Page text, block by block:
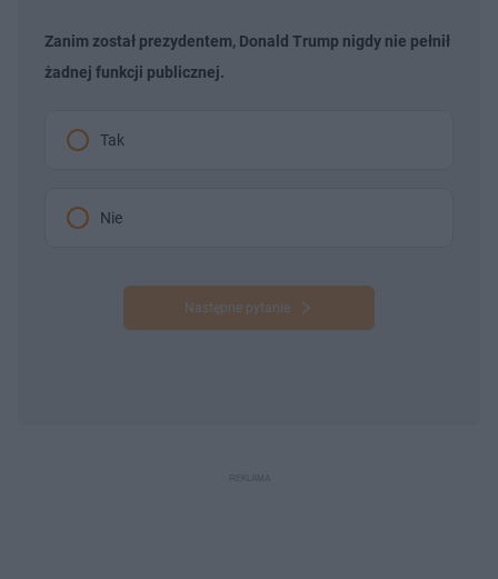
Zanim został prezydentem, Donald Trump nigdy nie pełnił
żadnej funkcji publicznej.
Tak
Nie
Następne pytanie